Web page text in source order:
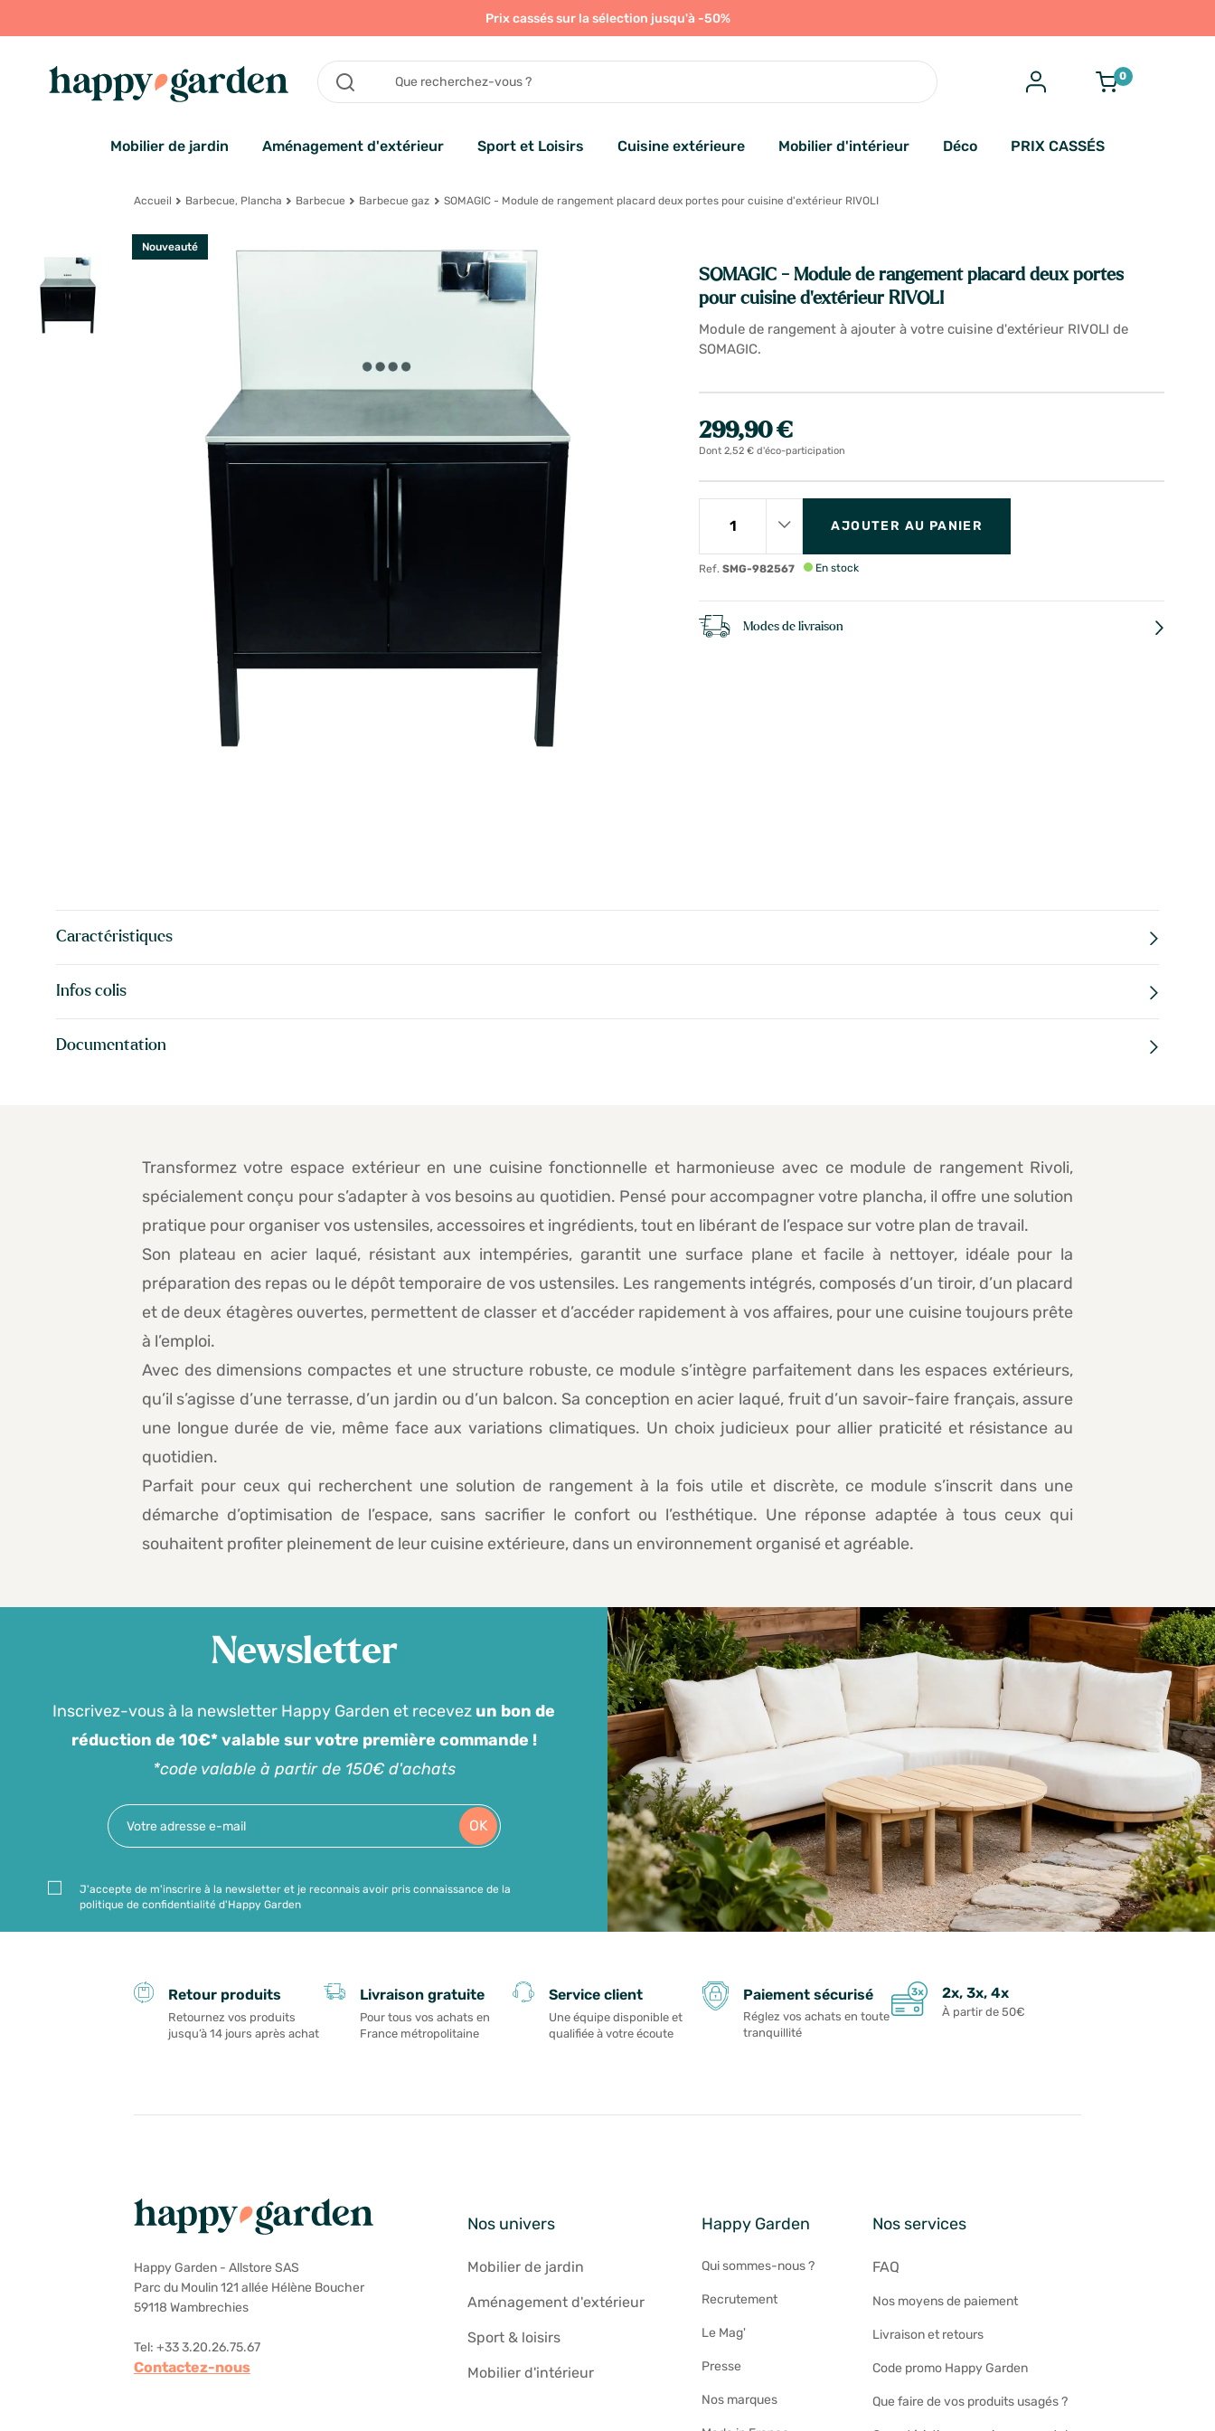
Prix cassés sur la sélection jusqu'à -50%
0
Mobilier de jardin Aménagement d'extérieur Sport et Loisirs Cuisine extérieure Mobilier d'intérieur Déco PRIX CASSÉS
Accueil Barbecue, Plancha Barbecue Barbecue gaz SOMAGIC - Module de rangement placard deux portes pour cuisine d'extérieur RIVOLI
Nouveauté
SOMAGIC - Module de rangement placard deux portes
pour cuisine d'extérieur RIVOLI
Module de rangement à ajouter à votre cuisine d'extérieur RIVOLI de
SOMAGIC.
299,90 €
Dont 2,52 € d'éco-participation
Ref.SMG-982567
AJOUTER AU PANIER
En stock
Modes de livraison
Caractéristiques
Infos colis
Documentation
Transformez votre espace extérieur en une cuisine fonctionnelle et harmonieuse avec ce module de rangement Rivoli,
spécialement conçu pour s’adapter à vos besoins au quotidien. Pensé pour accompagner votre plancha, il offre une solution
pratique pour organiser vos ustensiles, accessoires et ingrédients, tout en libérant de l’espace sur votre plan de travail.
Son plateau en acier laqué, résistant aux intempéries, garantit une surface plane et facile à nettoyer, idéale pour la
préparation des repas ou le dépôt temporaire de vos ustensiles. Les rangements intégrés, composés d’un tiroir, d’un placard
et de deux étagères ouvertes, permettent de classer et d’accéder rapidement à vos affaires, pour une cuisine toujours prête
à l’emploi.
Avec des dimensions compactes et une structure robuste, ce module s’intègre parfaitement dans les espaces extérieurs,
qu’il s’agisse d’une terrasse, d’un jardin ou d’un balcon. Sa conception en acier laqué, fruit d’un savoir-faire français, assure
une longue durée de vie, même face aux variations climatiques. Un choix judicieux pour allier praticité et résistance au
quotidien.
Parfait pour ceux qui recherchent une solution de rangement à la fois utile et discrète, ce module s’inscrit dans une
démarche d’optimisation de l’espace, sans sacrifier le confort ou l’esthétique. Une réponse adaptée à tous ceux qui
souhaitent profiter pleinement de leur cuisine extérieure, dans un environnement organisé et agréable.
Newsletter
Inscrivez-vous à la newsletter Happy Garden et recevez un bon de
réduction de 10€* valable sur votre première commande !
*code valable à partir de 150€ d'achats
OK
J'accepte de m'inscrire à la newsletter et je reconnais avoir pris connaissance de la
politique de confidentialité d'Happy Garden
Retour produits
Retournez vos produits
jusqu’à 14 jours après achat
Livraison gratuite
Pour tous vos achats en
France métropolitaine
Service client
Une équipe disponible et
qualifiée à votre écoute
Paiement sécurisé
Réglez vos achats en toute
tranquillité
2x, 3x, 4x
À partir de 50€
Happy Garden - Allstore SAS
Parc du Moulin 121 allée Hélène Boucher
59118 Wambrechies
Tel: +33 3.20.26.75.67
Contactez-nous
Nos univers
Mobilier de jardin
Aménagement d'extérieur
Sport & loisirs
Mobilier d'intérieur
Happy Garden
Qui sommes-nous ?
Recrutement
Le Mag'
Presse
Nos marques
Nos services
FAQ
Nos moyens de paiement
Livraison et retours
Code promo Happy Garden
Que faire de vos produits usagés ?